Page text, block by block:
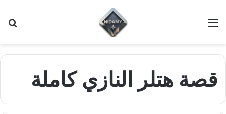
القائمة
قصة هتلر النازي كاملة